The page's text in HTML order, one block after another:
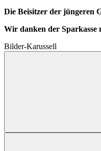
Die Beisitzer der jüngeren
Wir danken der Sparkasse
Bilder-Karussell